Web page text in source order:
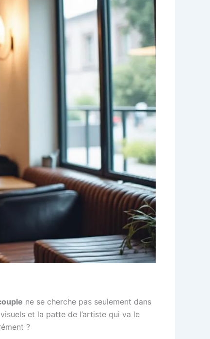
ne se cherche pas seulement dans
et la patte de l’artiste qui va le
?